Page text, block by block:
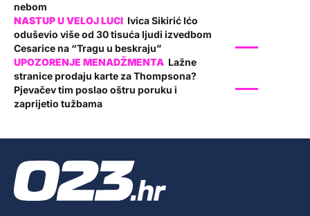
nebom
Ivica Sikirić Ićo
oduševio više od 30 tisuća ljudi izvedbom
Cesarice na “Tragu u beskraju”
Lažne
stranice prodaju karte za Thompsona?
Pjevačev tim poslao oštru poruku i
zaprijetio tužbama